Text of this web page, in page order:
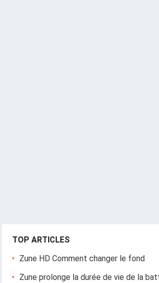
TOP ARTICLES
Zune HD Comment changer le fond
Zune prolonge la durée de vie de la